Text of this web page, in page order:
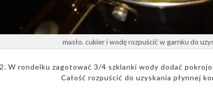
masło. cukier i wodę rozpuścić w garnku do
2. W rondelku zagotować 3/4 szklanki wody dodać
Całość rozpuścić do uzyskania płynnej